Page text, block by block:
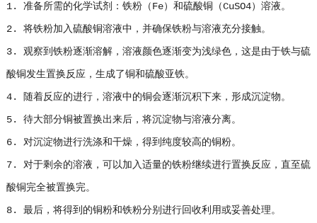
1. 准备所需的化学试剂：铁粉（Fe）和硫酸铜（CuSO4）溶液。
2. 将铁粉加入硫酸铜溶液中，并确保铁粉与溶液充分接触。
3. 观察到铁粉逐渐溶解，溶液颜色逐渐变为浅绿色，这是由于铁与硫
酸铜发生置换反应，生成了铜和硫酸亚铁。
4. 随着反应的进行，溶液中的铜会逐渐沉积下来，形成沉淀物。
5. 待大部分铜被置换出来后，将沉淀物与溶液分离。
6. 对沉淀物进行洗涤和干燥，得到纯度较高的铜粉。
7. 对于剩余的溶液，可以加入适量的铁粉继续进行置换反应，直至硫
酸铜完全被置换完。
8. 最后，将得到的铜粉和铁粉分别进行回收利用或妥善处理。